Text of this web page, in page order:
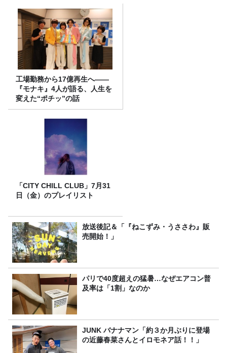
工場勤務から17億再生へ——
『モナキ』4人が語る、人生を
変えた“ポチッ”の話
「CITY CHILL CLUB」7月31
日（金）のプレイリスト
放送後記＆「『ねこずみ・うささわ』販
売開始！」
パリで40度超えの猛暑…なぜエアコン普
及率は「1割」なのか
JUNK バナナマン「約３か月ぶりに登場
の近藤春菜さんとイロモネア話！！」